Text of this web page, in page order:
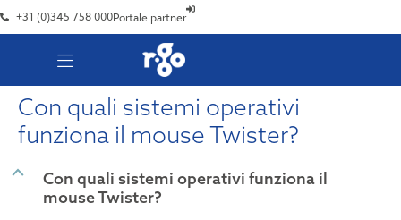
+31 (0)345 758 000Portale partner
Con quali sistemi operativi
funziona il mouse Twister?
B
Con quali sistemi operativi funziona il
mouse Twister?